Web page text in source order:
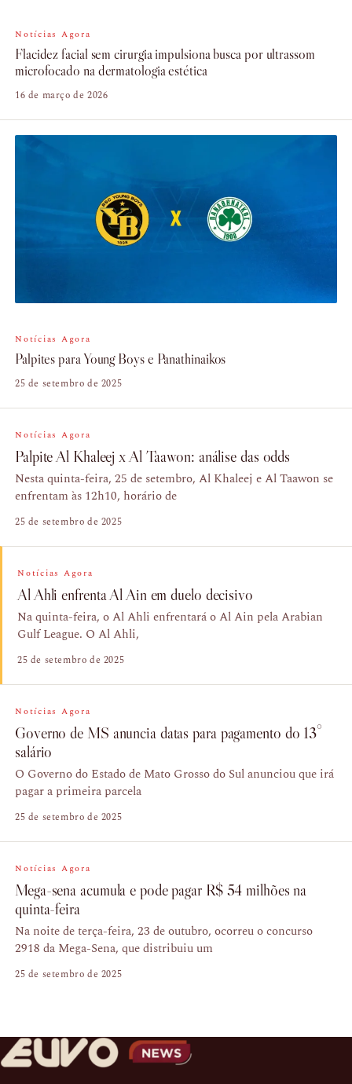
Notícias Agora
Flacidez facial sem cirurgia impulsiona busca por ultrassom
microfocado na dermatologia estética
16 de março de 2026
Notícias Agora
Palpites para Young Boys e Panathinaikos
25 de setembro de 2025
Notícias Agora
Palpite Al Khaleej x Al Taawon: análise das odds
Nesta quinta-feira, 25 de setembro, Al Khaleej e Al Taawon se
enfrentam às 12h10, horário de
25 de setembro de 2025
Notícias Agora
Al Ahli enfrenta Al Ain em duelo decisivo
Na quinta-feira, o Al Ahli enfrentará o Al Ain pela Arabian
Gulf League. O Al Ahli,
25 de setembro de 2025
Notícias Agora
Governo de MS anuncia datas para pagamento do 13°
salário
O Governo do Estado de Mato Grosso do Sul anunciou que irá
pagar a primeira parcela
25 de setembro de 2025
Notícias Agora
Mega-sena acumula e pode pagar R$ 54 milhões na
quinta-feira
Na noite de terça-feira, 23 de outubro, ocorreu o concurso
2918 da Mega-Sena, que distribuiu um
25 de setembro de 2025